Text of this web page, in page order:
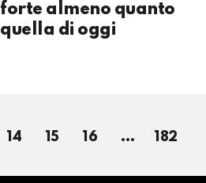
forte almeno quanto
quella di oggi
14 15 16 … 182